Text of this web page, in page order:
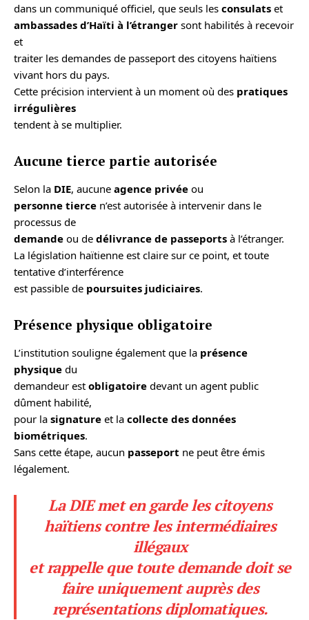
dans un communiqué officiel, que seuls les consulats et
ambassades d’Haïti à l’étranger sont habilités à recevoir
et
traiter les demandes de passeport des citoyens haïtiens
vivant hors du pays.
Cette précision intervient à un moment où des pratiques
irrégulières
tendent à se multiplier.
Aucune tierce partie autorisée
Selon la DIE, aucune agence privée ou
personne tierce n’est autorisée à intervenir dans le
processus de
demande ou de délivrance de passeports à l’étranger.
La législation haïtienne est claire sur ce point, et toute
tentative d’interférence
est passible de poursuites judiciaires.
Présence physique obligatoire
L’institution souligne également que la présence
physique du
demandeur est obligatoire devant un agent public
dûment habilité,
pour la signature et la collecte des données
biométriques.
Sans cette étape, aucun passeport ne peut être émis
légalement.
La DIE met en garde les citoyens
haïtiens contre les intermédiaires
illégaux
et rappelle que toute demande doit se
faire uniquement auprès des
représentations diplomatiques.